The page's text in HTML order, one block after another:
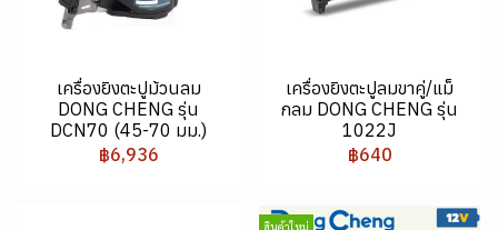
เครื่องยิงตะปูม้วนลม
DONG CHENG รุ่น
DCN70 (45-70 มม.)
฿6,936
เครื่องยิงตะปูลมขาคู่/แม็
กลม DONG CHENG รุ่น
1022J
฿640
สินค้าใหม่